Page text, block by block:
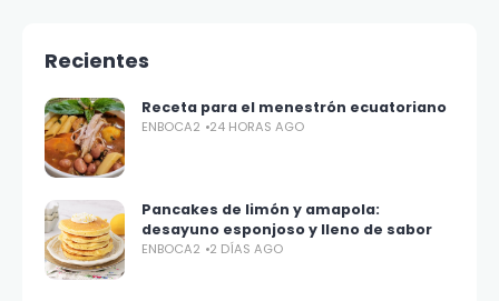
Recientes
Receta para el menestrón ecuatoriano
ENBOCA2 24 HORAS AGO
Pancakes de limón y amapola:
desayuno esponjoso y lleno de sabor
ENBOCA2 2 DÍAS AGO